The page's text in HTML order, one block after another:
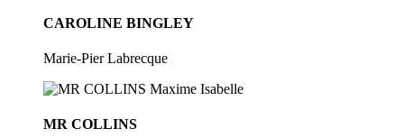
CAROLINE BINGLEY
Marie-Pier Labrecque
MR COLLINS